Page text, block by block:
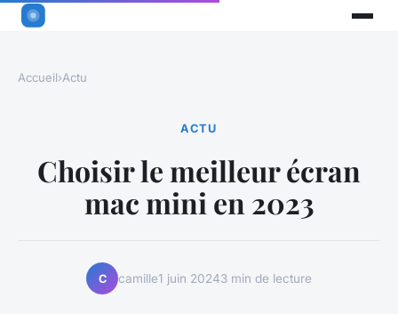
Accueil›Actu
ACTU
Choisir le meilleur écran
mac mini en 2023
C camille1 juin 20243 min de lecture